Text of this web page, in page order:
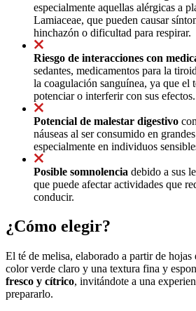
especialmente aquellas alérgicas a
Lamiaceae, que pueden causar
hinchazón o dificultad para respirar.
Riesgo de interacciones con
sedantes, medicamentos para la
la coagulación sanguínea, ya que el
potenciar o interferir con sus efectos.
Potencial de malestar digestivo
náuseas al ser consumido en
especialmente en individuos
Posible somnolencia debido a sus
que puede afectar actividades que
conducir.
¿Cómo elegir?
El té de melisa, elaborado a partir de hojas
color verde claro y una textura fina y
fresco y cítrico, invitándote a una
prepararlo.